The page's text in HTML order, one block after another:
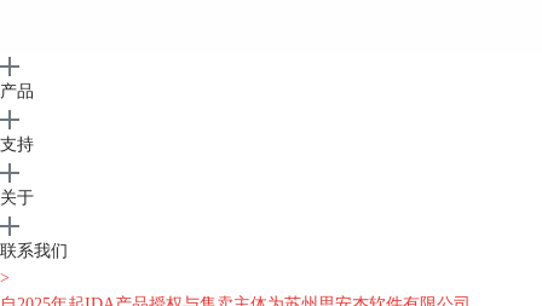
你看到的就会像是半截、断块或数据，不代表导出
怀疑装载地址更靠谱。
产品
支持
关于
联系我们
>